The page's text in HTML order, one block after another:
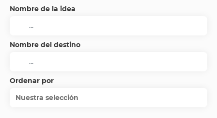
Nombre de la idea
Nombre del destino
Ordenar por
Nuestra selección